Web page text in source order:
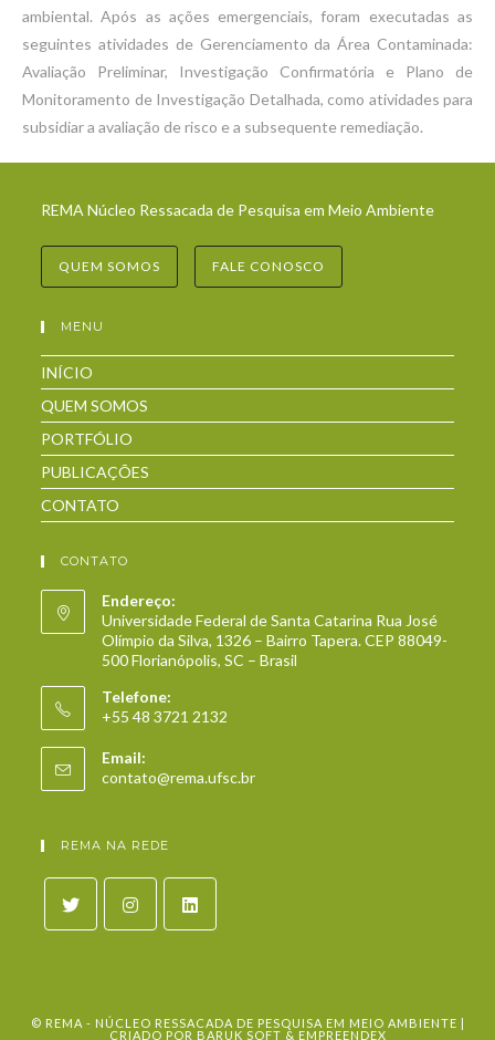
ambiental. Após as ações emergenciais, foram executadas as
seguintes atividades de Gerenciamento da Área Contaminada:
Avaliação Preliminar, Investigação Confirmatória e Plano de
Monitoramento de Investigação Detalhada, como atividades para
subsidiar a avaliação de risco e a subsequente remediação.
REMA Núcleo Ressacada de Pesquisa em Meio Ambiente
QUEM SOMOS FALE CONOSCO
MENU
INÍCIO
QUEM SOMOS
PORTFÓLIO
PUBLICAÇÕES
CONTATO
CONTATO
Endereço:
Universidade Federal de Santa Catarina Rua José
Olímpio da Silva, 1326 – Bairro Tapera. CEP 88049-
500 Florianópolis, SC – Brasil
Telefone:
+55 48 3721 2132
Email:
contato@rema.ufsc.br
REMA NA REDE
© REMA - NÚCLEO RESSACADA DE PESQUISA EM MEIO AMBIENTE |
CRIADO POR BARUK SOFT & EMPREENDEX